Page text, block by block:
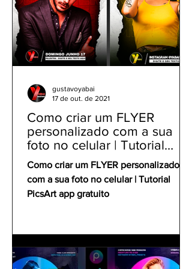
Como criar um FLYER
personalizado com a sua
foto no celular | Tutorial
PicsArt app gratuito
Como criar um FLYER personalizado
com a sua foto no celular | Tutorial
PicsArt app gratuito
gustavoyabai
17 de out. de 2021